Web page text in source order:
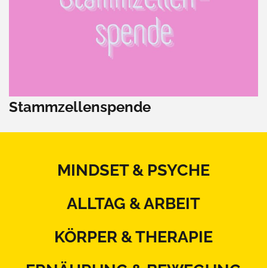
Stammzellenspende
MINDSET & PSYCHE
ALLTAG & ARBEIT
KÖRPER & THERAPIE